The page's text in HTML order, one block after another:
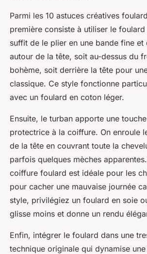
Parmi les 10 astuces créatives
première consiste à utiliser le foulard
suffit de le plier en une bande fine et
autour de la tête, soit au-dessus du
bohème, soit derrière la tête pour
classique. Ce style fonctionne
avec un foulard en coton léger.
Ensuite, le turban apporte une
protectrice à la coiffure. On enroule
de la tête en couvrant toute la
parfois quelques mèches
coiffure foulard est idéale pour les
pour cacher une mauvaise journée
style, privilégiez un foulard en soie
glisse moins et donne un rendu
Enfin, intégrer le foulard dans une
technique originale qui dynamise